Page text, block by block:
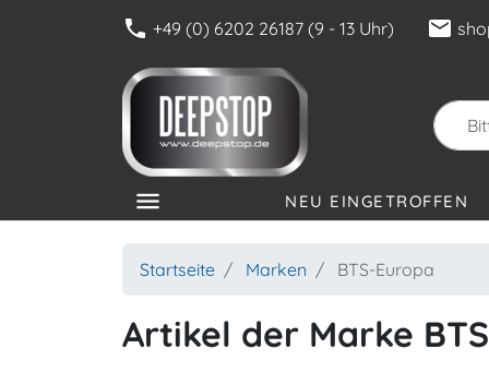
phone +49 (0) 6202 26187 (9 - 13 Uhr) mail
menu NEU EINGETROFFEN
Startseite Marken BTS-Europa
Artikel der Marke